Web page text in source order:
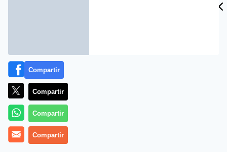
Más información
Compartir
Compartir
Compartir
Compartir